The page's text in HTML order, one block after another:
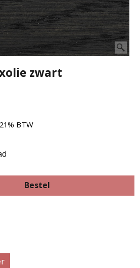
zwart
BTW
Bestel